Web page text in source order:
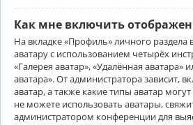
Как мне включить
На вкладке «Профиль» личного
аватару с использованием четырёх
«Галерея аватар», «Удалённая аватара»
аватара». От администратора зависит,
аватар, а также какие типы аватар
не можете использовать аватары,
администратором конференции для